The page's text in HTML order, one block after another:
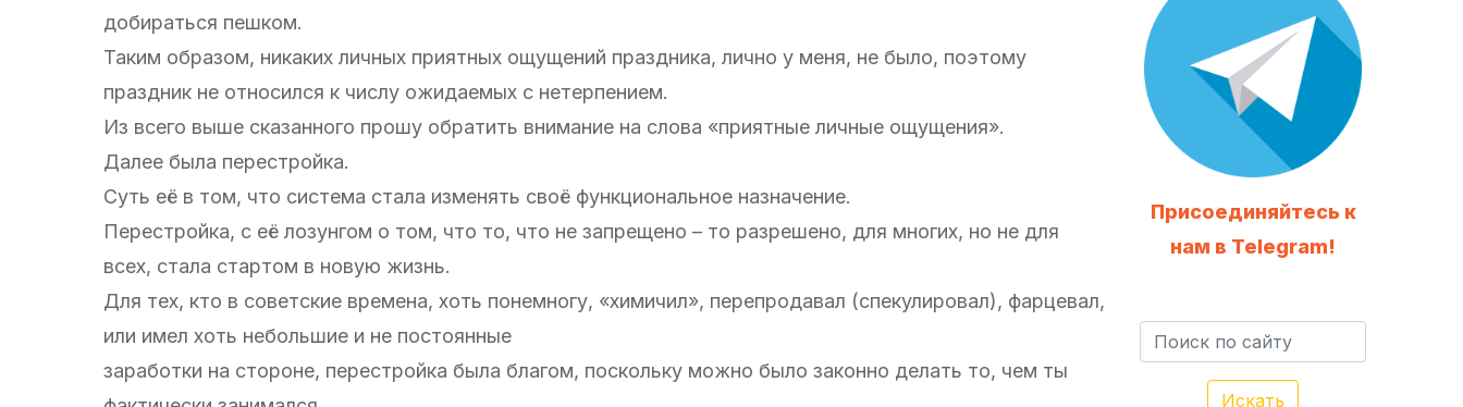
добираться пешком.
Таким образом, никаких личных приятных ощущений праздника, лично у меня, не было, поэтому
праздник не относился к числу ожидаемых с нетерпением.
Из всего выше сказанного прошу обратить внимание на слова «приятные личные ощущения».
Далее была перестройка.
Суть её в том, что система стала изменять своё функциональное назначение.
Перестройка, с её лозунгом о том, что то, что не запрещено – то разрешено, для многих, но не для
всех, стала стартом в новую жизнь.
Для тех, кто в советские времена, хоть понемногу, «химичил», перепродавал (спекулировал), фарцевал,
или имел хоть небольшие и не постоянные
заработки на стороне, перестройка была благом, поскольку можно было законно делать то, чем ты
Присоединяйтесь к
нам в Telegram!
Искать